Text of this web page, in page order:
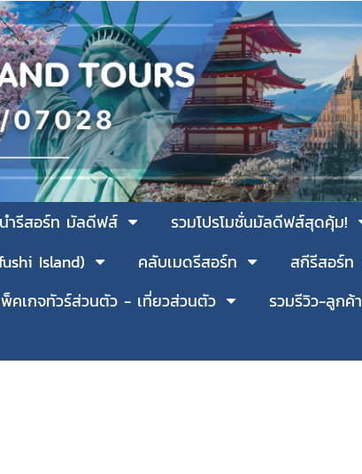
ำรีสอร์ท มัลดีฟส์ รวมโปรโมชั่นมัลดีฟส์สุดคุ้ม!
Island) คลับเมดรีสอร์ท สกีรีสอร์ท
คเกจทัวร์ส่วนตัว - เที่ยวส่วนตัว รวมรีวิว-ลูกค้า